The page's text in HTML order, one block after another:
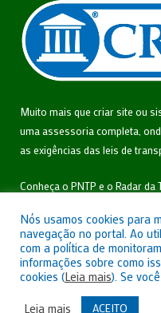
Muito mais que criar site ou
uma assessoria completa,
as exigências das leis de
Conheça o PNTP e o Radar da
Todos os direitos
Nós usamos cookies para
navegação no portal. Ao
com a política de
informações sobre como
cookies (Leia mais). Se
Leia mais ACEITO